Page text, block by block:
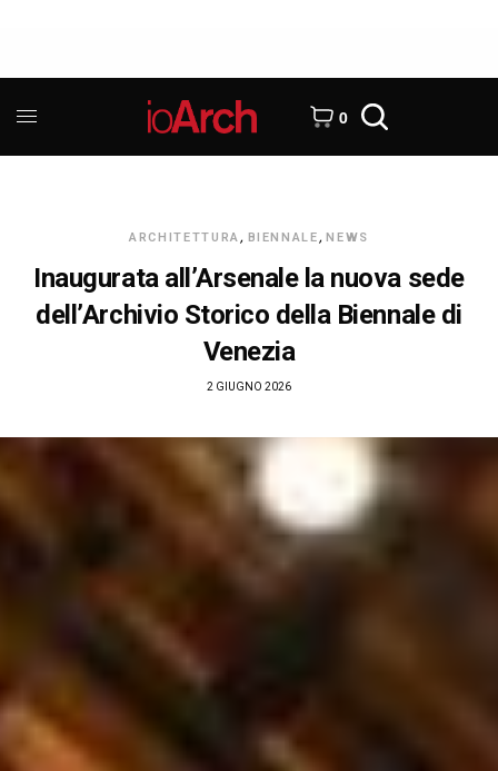
0
ARCHITETTURA, BIENNALE, NEWS
Inaugurata all’Arsenale la nuova sede
dell’Archivio Storico della Biennale di
Venezia
2 GIUGNO 2026